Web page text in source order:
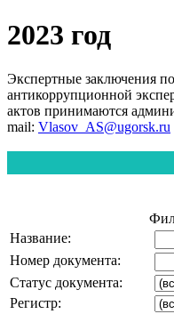
2023 год
Экспертные заключения
антикоррупционной
актов принимаются
mail: Vlasov_AS@ugorsk.ru
Название:
Номер документа:
Статус документа:
Регистр: